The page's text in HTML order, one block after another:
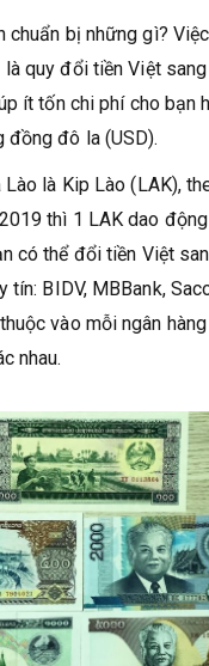
chuẩn bị những gì?
là quy đổi tiền Việt
ít tốn chi phí cho bạn
đô la (USD).
là Kip Lào (LAK),
thì 1 LAK dao
có thể đổi tiền Việt
tín: BIDV, MBBank,
vào mỗi ngân
nhau.